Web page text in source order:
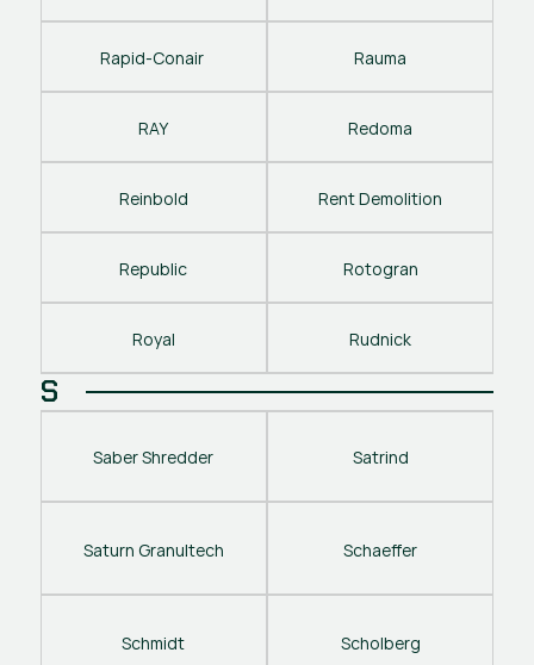
Rapid-Conair Rauma
RAY Redoma
Reinbold Rent Demolition
Republic Rotogran
Royal Rudnick
S
Saber Shredder Satrind
Saturn Granultech Schaeffer
Schmidt Scholberg